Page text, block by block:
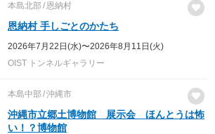
本島北部 恩納村
恩納村 手しごとのかたち
2026年7月22日(水)〜2026年8月11日(火)
OIST トンネルギャラリー
本島中部 沖縄市
沖縄市立郷土博物館 展示会 ほんとうは怖
い！？博物館